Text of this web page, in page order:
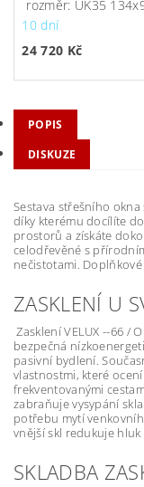
rozměr: UK35
10 dní
24 720 Kč
POPIS
DISKUZE
Sestava střešního
díky kterému docílíte
prostorů a získáte
celodřevěné s
nečistotami.
ZASKLENÍ U
Zasklení VELUX --66 /
bezpečná
pasivní bydlení.
vlastnostmi, které
frekventovanými
zabraňuje vysypání
potřebu mytí
vnější skl redukuje
SKLADBA